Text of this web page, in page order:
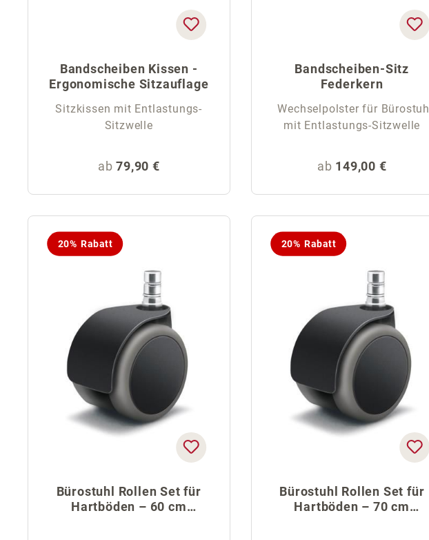
Bandscheiben Kissen -
Ergonomische Sitzauflage
Sitzkissen mit Entlastungs-
Sitzwelle
Regulärer Preis:
ab79,90 €
Bandscheiben-Sitz
Federkern
Wechselpolster für Bürostuhl
mit Entlastungs-Sitzwelle
Regulärer Preis:
ab 149,00 €
20% Rabatt
Bürostuhl Rollen Set für
Hartböden – 60 cm
20% Rabatt
Bürostuhl Rollen Set für
Hartböden – 70 cm